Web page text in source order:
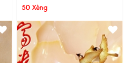
50 Xèng